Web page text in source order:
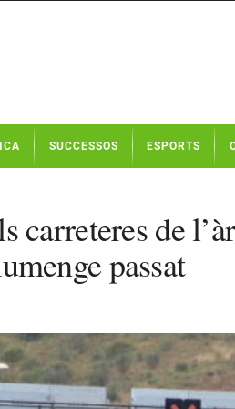
SUCCESSOS ESPORTS
carreteres de
passat